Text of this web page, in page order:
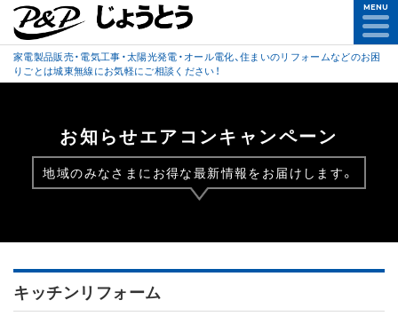
MENU
家電製品販売・電気工事・太陽光発電・オール電化、住まいのリフォームなどのお困
りごとは城東無線にお気軽にご相談ください！
お知らせエアコンキャンペーン
地域のみなさまにお得な最新情報をお届けします。
キッチンリフォーム